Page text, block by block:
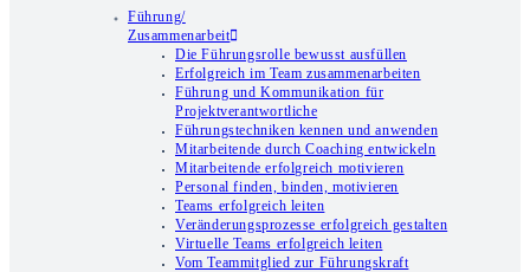
Führung/
Zusammenarbeit
Die Führungsrolle bewusst ausfüllen
Erfolgreich im Team zusammenarbeiten
Führung und Kommunikation für
Projektverantwortliche
Führungstechniken kennen und anwenden
Mitarbeitende durch Coaching entwickeln
Mitarbeitende erfolgreich motivieren
Personal finden, binden, motivieren
Teams erfolgreich leiten
Veränderungsprozesse erfolgreich gestalten
Virtuelle Teams erfolgreich leiten
Vom Teammitglied zur Führungskraft